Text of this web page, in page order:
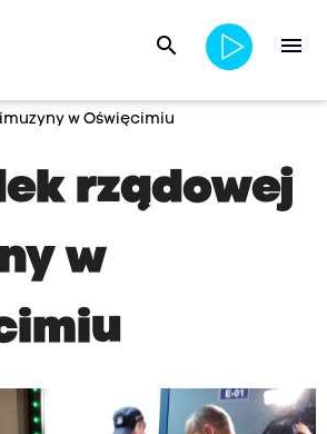
search menu
w Oświęcimiu
rządowej
w